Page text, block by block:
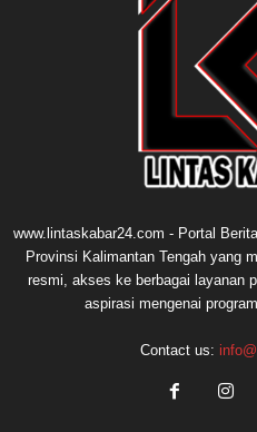
www.lintaskabar24.com - Portal
Provinsi Kalimantan Tengah yang
resmi, akses ke berbagai layanan
aspirasi mengenai
Contact us: